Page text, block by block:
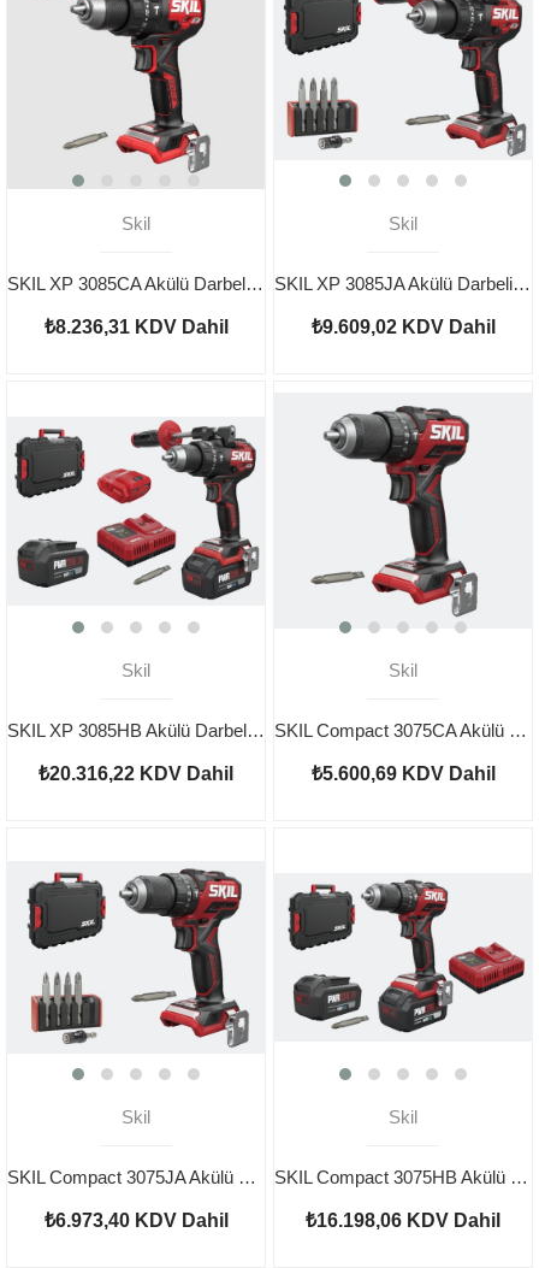
Skil
SKIL XP 3085CA Akülü Darbeli Matkap Vidalama
₺8.236,31 KDV Dahil
Skil
SKIL XP 3085JA Akülü Darbeli Matkap Vidalama Çantalı
₺9.609,02 KDV Dahil
Skil
SKIL XP 3085HB Akülü Darbeli Matkap Vidalama Çantalı Set 4.0Ah
₺20.316,22 KDV Dahil
Skil
SKIL Compact 3075CA Akülü Darbeli Matkap Vidalama
₺5.600,69 KDV Dahil
Skil
SKIL Compact 3075JA Akülü Darbeli Matkap Vidalama Çantalı
₺6.973,40 KDV Dahil
Skil
SKIL Compact 3075HB Akülü Darbeli Matkap Vidalama Çantalı Set 4.0Ah
₺16.198,06 KDV Dahil